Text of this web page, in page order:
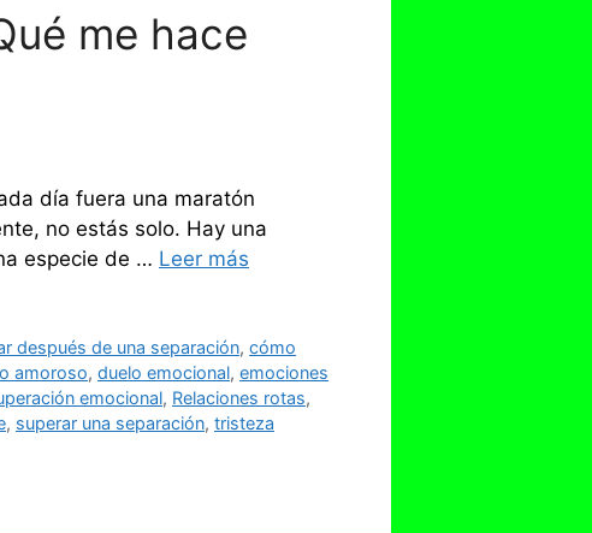
me hace
día fuera una maratón
no estás solo. Hay una
especie de … Leer más
después de una separación,cómo
amoroso, duelo emocional, emociones
emocional, Relaciones rotas,
, superar una separación, tristeza